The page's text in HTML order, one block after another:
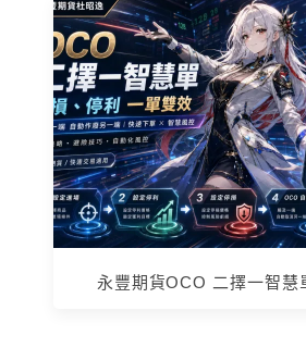
永豐期貨OCO 二擇一智慧